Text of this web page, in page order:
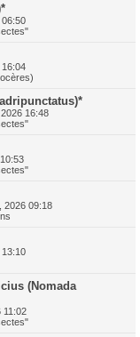
06:50
16:04
16:48
2026 09:18
13:10
(Nomada
11:02